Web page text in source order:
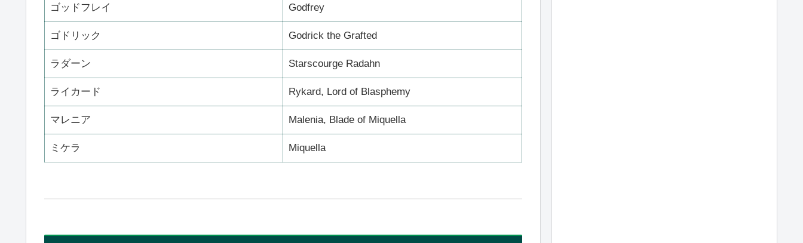
ゴッドフレイ Godfrey
ゴドリック Godrick the Grafted
ラダーン Starscourge Radahn
ライカード Rykard, Lord of Blasphemy
マレニア Malenia, Blade of Miquella
ミケラ Miquella